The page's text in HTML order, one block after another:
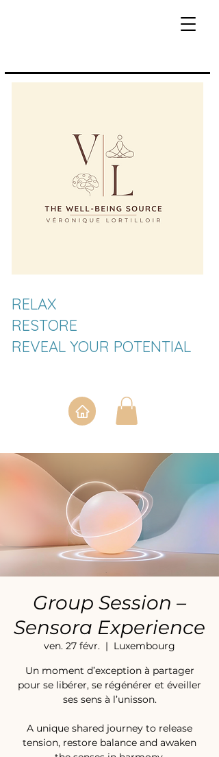
RELAX
RESTORE
REVEAL YOUR POTENTIAL
Group Session –
Sensora Experience
ven. 27 févr.
  |
Luxembourg
Un moment d’exception à partager
pour se libérer, se régénérer et éveiller
ses sens à l’unisson.
A unique shared journey to release
tension, restore balance and awaken